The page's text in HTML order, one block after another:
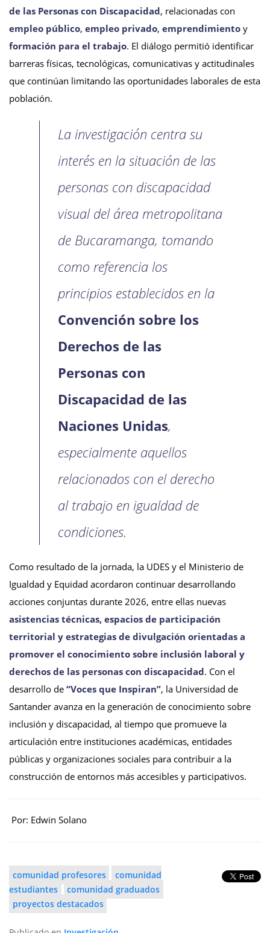
de las Personas con Discapacidad, relacionadas con
empleo público, empleo privado, emprendimiento y
formación para el trabajo. El diálogo permitió identificar
barreras físicas, tecnológicas, comunicativas y actitudinales
que continúan limitando las oportunidades laborales de esta
población.
La investigación centra su
interés en la situación de las
personas con discapacidad
visual del área metropolitana
de Bucaramanga, tomando
como referencia los
principios establecidos en la
Convención sobre los
Derechos de las
Personas con
Discapacidad de las
Naciones Unidas,
especialmente aquellos
relacionados con el derecho
al trabajo en igualdad de
condiciones.
Como resultado de la jornada, la UDES y el Ministerio de
Igualdad y Equidad acordaron continuar desarrollando
acciones conjuntas durante 2026, entre ellas nuevas
asistencias técnicas, espacios de participación
territorial y estrategias de divulgación orientadas a
promover el conocimiento sobre inclusión laboral y
derechos de las personas con discapacidad. Con el
desarrollo de “Voces que Inspiran”, la Universidad de
Santander avanza en la generación de conocimiento sobre
inclusión y discapacidad, al tiempo que promueve la
articulación entre instituciones académicas, entidades
públicas y organizaciones sociales para contribuir a la
construcción de entornos más accesibles y participativos.
Por: Edwin Solano
comunidad profesores
comunidad
estudiantes
comunidad graduados
proyectos destacados